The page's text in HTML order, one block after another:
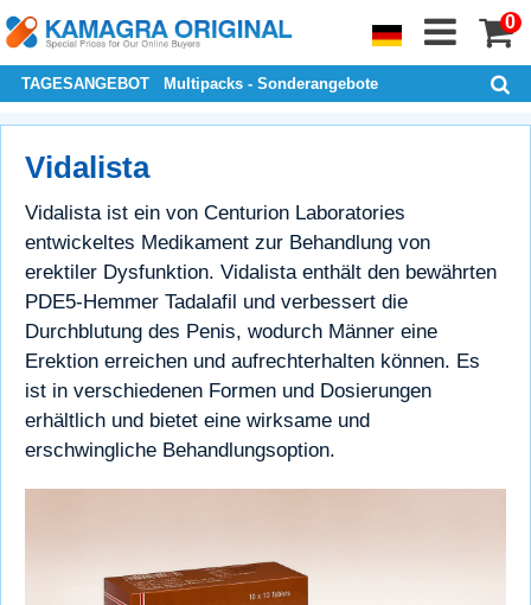
0
TAGESANGEBOT Multipacks - Sonderangebote
Vidalista
Vidalista ist ein von Centurion Laboratories
entwickeltes Medikament zur Behandlung von
erektiler Dysfunktion. Vidalista enthält den bewährten
PDE5-Hemmer Tadalafil und verbessert die
Durchblutung des Penis, wodurch Männer eine
Erektion erreichen und aufrechterhalten können. Es
ist in verschiedenen Formen und Dosierungen
erhältlich und bietet eine wirksame und
erschwingliche Behandlungsoption.